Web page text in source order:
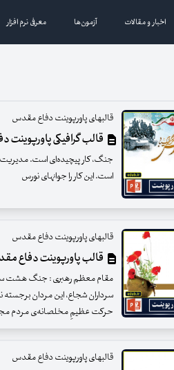
اخبار و مقالات آزمون‌ها معرفی نرم افزار
قالبهای پاورپوینت دفاع مقدس
قالب گرافیکی
جنگ، کار پیچیده‌‌‌‌‌‌‌‌‌‌‌‌ای است.
است. این کار را جوانهای نورس
قالبهای پاورپوینت دفاع مقدس
قالب پاورپوینت دفاع
مقام معظم رهبری : جنگ هشت
سرداران شجاع، این مردان برجسته
حرکت عظیمِ مخلصانه‌ی مردم مجال
قالبهای پاورپوینت دفاع مقدس